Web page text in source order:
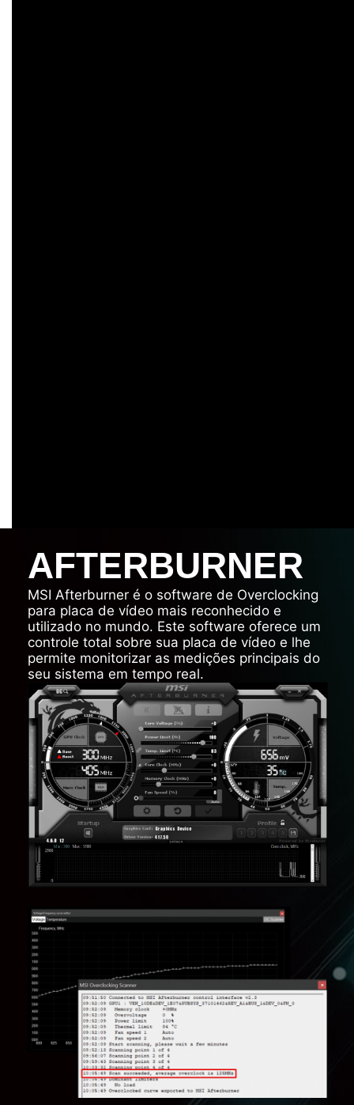
AFTERBURNER
MSI Afterburner é o software de Overclocking
para placa de vídeo mais reconhecido e
utilizado no mundo. Este software oferece um
controle total sobre sua placa de vídeo e lhe
permite monitorizar as medições principais do
seu sistema em tempo real.